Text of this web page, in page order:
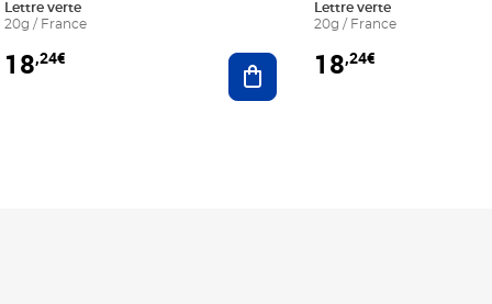
au panier
Lettre verte
20g / France
18,24€ Ajouter au panier
Lettre verte
20g / France
18,24€